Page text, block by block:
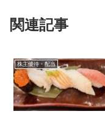
関連記事
株主優待・配当